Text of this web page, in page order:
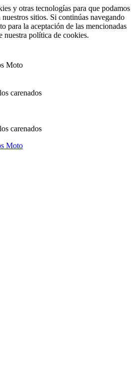
y otras tecnologías para que podamos
sitios. Si continúas navegando
para la aceptación de las mencionadas
nuestra política de cookies.
carenados
carenados